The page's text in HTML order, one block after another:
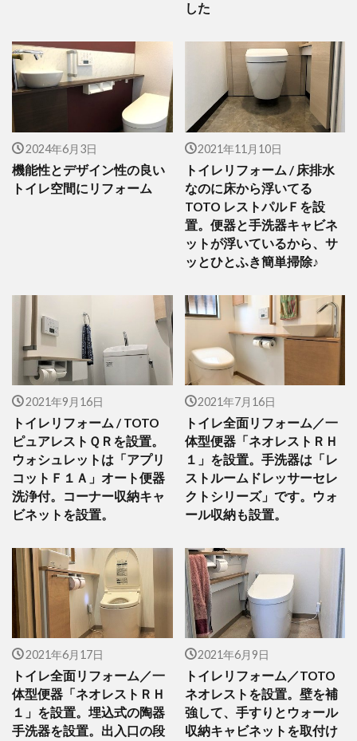
した
2024年6月3日
機能性とデザイン性の良い
トイレ空間にリフォーム
2021年11月10日
トイレリフォーム / 床排水
なのに床から浮いてる
TOTO レストパルＦを設
置。便器と手洗器キャビネ
ットが浮いているから、サ
ッとひとふき簡単掃除♪
2021年9月16日
トイレリフォーム / TOTO
ピュアレストＱＲを設置。
ウォシュレットは「アプリ
コットＦ１Ａ」オート便器
洗浄付。コーナー収納キャ
ビネットを設置。
2021年7月16日
トイレ全面リフォーム／一
体型便器「ネオレストＲＨ
１」を設置。手洗器は「レ
ストルームドレッサーセレ
クトシリーズ」です。ウォ
ール収納も設置。
2021年6月17日
トイレ全面リフォーム／一
体型便器「ネオレストＲＨ
１」を設置。埋込式の陶器
手洗器を設置。出入口の段
2021年6月9日
トイレリフォーム／TOTO
ネオレストを設置。壁を補
強して、手すりとウォール
収納キャビネットを取付け